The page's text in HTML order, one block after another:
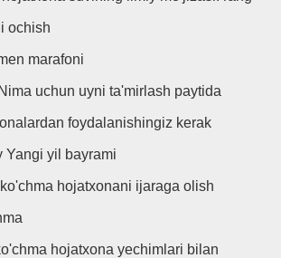
ochish
marafoni
uchun uyni ta'mirlash paytida
foydalanishingiz kerak
Yangi yil bayrami
hojatxonani ijaraga olish
hojatxona yechimlari bilan